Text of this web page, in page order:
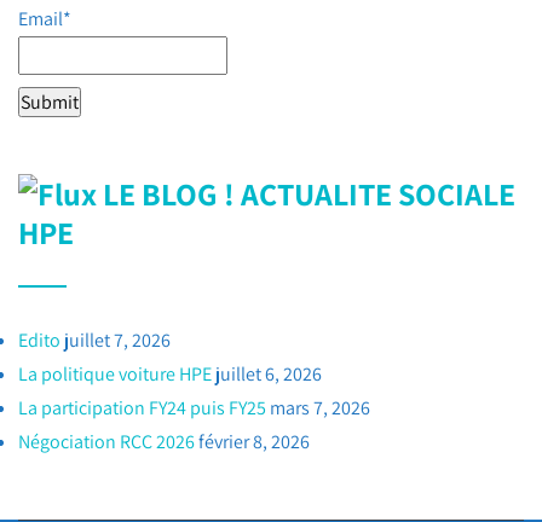
Email*
LE BLOG ! ACTUALITE SOCIALE
HPE
Edito juillet 7, 2026
La politique voiture HPEjuillet 6, 2026
La participation FY24 puis FY25 mars 7, 2026
Négociation RCC 2026février 8, 2026